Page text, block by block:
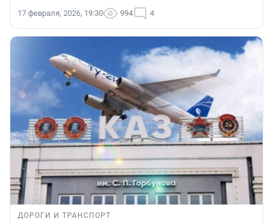
17 февраля, 2026, 19:30 994 4
ДОРОГИ И ТРАНСПОРТ